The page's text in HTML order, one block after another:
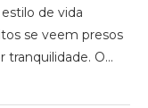
de vida
se veem presos
tranquilidade. O…